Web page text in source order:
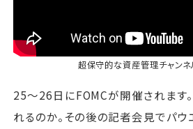
超保守的な資産管理チャンネ
25～26日にFOMCが開催されます
れるのか。その後の記者会見でパウ